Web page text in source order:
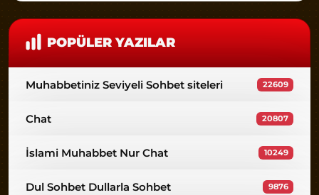
POPÜLER YAZILAR
Muhabbetiniz Seviyeli Sohbet siteleri 22609
Chat 20807
İslami Muhabbet Nur Chat 10249
Dul Sohbet Dullarla Sohbet 9876